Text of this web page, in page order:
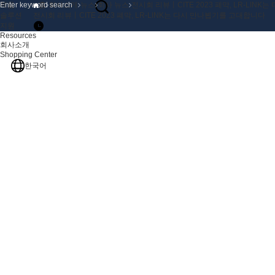
제품
Resources
회사소개
Shopping Center
한국어
홈 회사소개 뉴스 회사 뉴스
전시회 리뷰丨CITE 2023 폐막, LR-LINK는
전시회 리뷰丨CITE 2023 폐막, LR-LINK는 다시 만나뵙기를 고대합니다